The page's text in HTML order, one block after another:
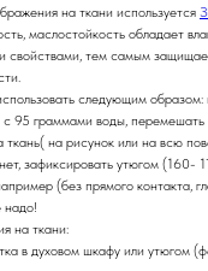
на ткани используется
маслостойкость обладает
свойствами, тем самым
следующим
с 95 граммами воды,
ткань( на рисунок или на всю
зафиксировать утюгом (160-
(без прямого контакта,
надо!
на ткани:
в духовом шкафу или утюгом